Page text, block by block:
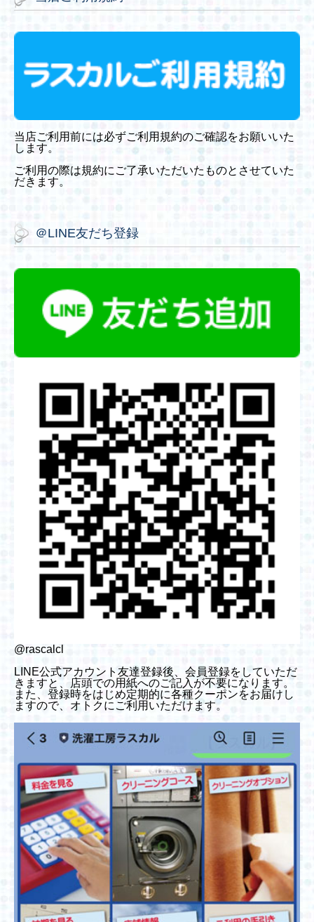
当店ご利用前には必ずご利用規約のご確認をお願いいた
します。
ご利用の際は規約にご了承いただいたものとさせていた
だきます。
＠LINE友だち登録
@rascalcl
LINE公式アカウント友達登録後、会員登録をしていただ
きますと、店頭での用紙へのご記入が不要になります。
また、登録時をはじめ定期的に各種クーポンをお届けし
ますので、オトクにご利用いただけます。